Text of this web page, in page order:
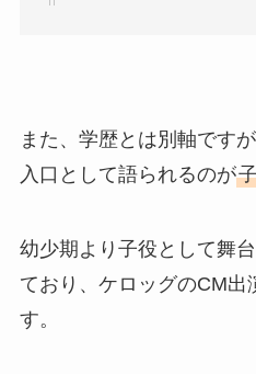
また、学歴とは別軸です
入口として語られるのが
幼少期より子役として舞
ており、ケロッグのCM出
す。